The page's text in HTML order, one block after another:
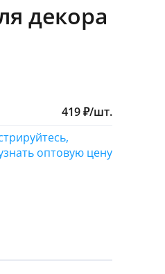
декора
419₽/шт.
оптовую цену